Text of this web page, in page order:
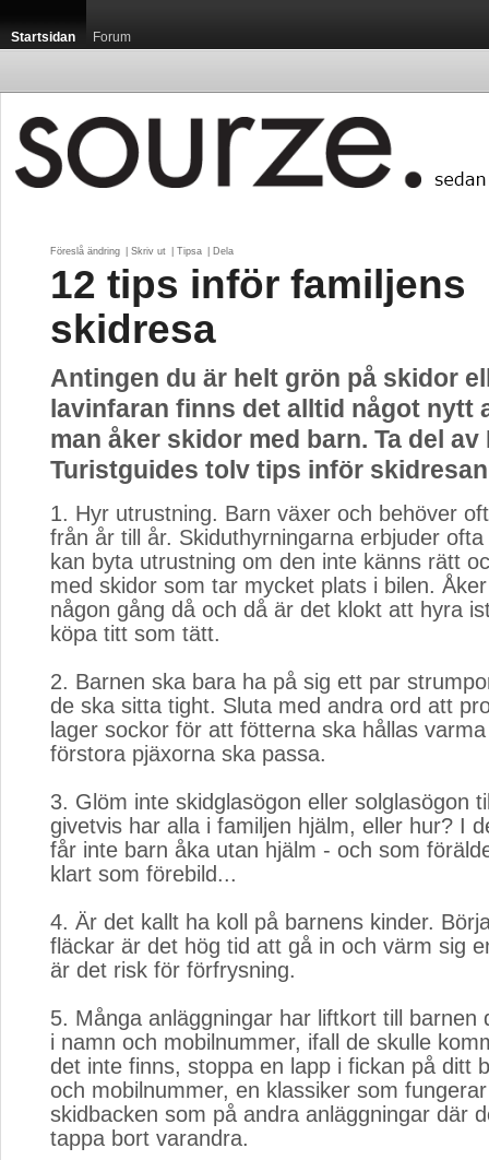
Startsidan Forum
Föreslå ändring Skriv ut Tipsa Dela
12 tips inför familjens
skidresa
Antingen du är helt grön på skidor
lavinfaran finns det alltid något nytt
man åker skidor med barn. Ta del av
Turistguides tolv tips inför
1. Hyr utrustning. Barn växer och behöver
från år till år. Skiduthyrningarna erbjuder
kan byta utrustning om den inte känns rätt
med skidor som tar mycket plats i bilen.
någon gång då och då är det klokt att hyra
köpa titt som tätt.
2. Barnen ska bara ha på sig ett par
de ska sitta tight. Sluta med andra ord att
lager sockor för att fötterna ska hållas
förstora pjäxorna ska passa.
3. Glöm inte skidglasögon eller solglasögon
givetvis har alla i familjen hjälm, eller hur? I
får inte barn åka utan hjälm - och som
klart som förebild...
4. Är det kallt ha koll på barnens kinder.
fläckar är det hög tid att gå in och värm sig
är det risk för förfrysning.
5. Många anläggningar har liftkort till barnen
i namn och mobilnummer, ifall de skulle
det inte finns, stoppa en lapp i fickan på ditt
och mobilnummer, en klassiker som
skidbacken som på andra anläggningar där
tappa bort varandra.